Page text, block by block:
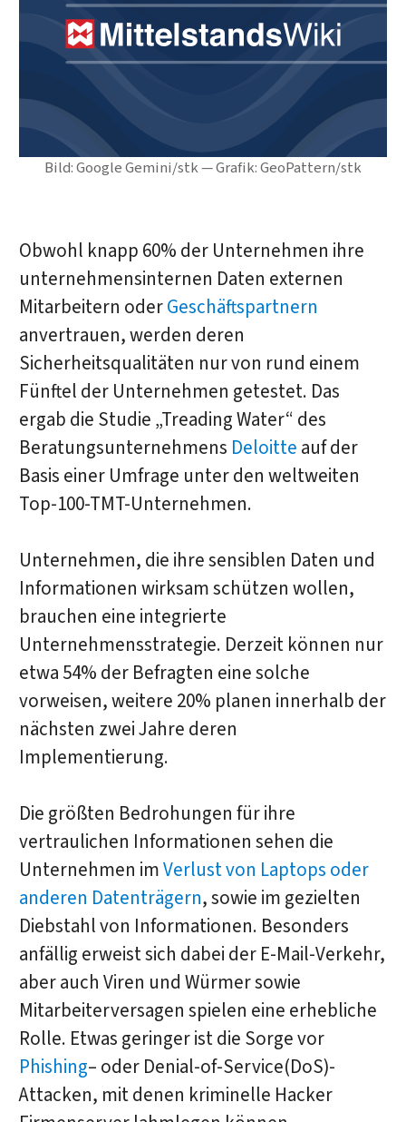
Bild: Google Gemini/stk — Grafik: GeoPattern/stk
Obwohl knapp 60% der Unternehmen ihre
unternehmensinternen Daten externen
Mitarbeitern oderGeschäftspartnern
anvertrauen, werden deren
Sicherheitsqualitäten nur von rund einem
Fünftel der Unternehmen getestet. Das
ergab die Studie „Treading Water“ des
Beratungsunternehmens Deloitte auf der
Basis einer Umfrage unter den weltweiten
Top-100-TMT-Unternehmen.
Unternehmen, die ihre sensiblen Daten und
Informationen wirksam schützen wollen,
brauchen eine integrierte
Unternehmensstrategie. Derzeit können nur
etwa 54% der Befragten eine solche
vorweisen, weitere 20% planen innerhalb der
nächsten zwei Jahre deren
Implementierung.
Die größten Bedrohungen für ihre
vertraulichen Informationen sehen die
Unternehmen imVerlust von Laptops oder
anderen Datenträgern, sowie im gezielten
Diebstahl von Informationen. Besonders
anfällig erweist sich dabei der E-Mail-Verkehr,
aber auch Viren und Würmer sowie
Mitarbeiterversagen spielen eine erhebliche
Rolle. Etwas geringer ist die Sorge vor
Phishing– oder Denial-of-Service(DoS)-
Attacken, mit denen kriminelle Hacker